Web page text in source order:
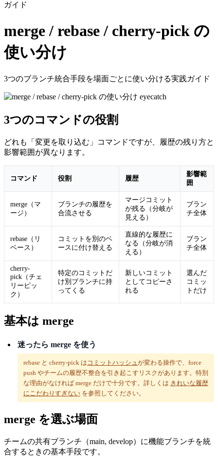
ガイド
merge / rebase / cherry-pick の
使い分け
3つのブランチ統合手段を場面ごとに使い分ける実践ガイド
3つのコマンドの役割
どれも「変更を取り込む」コマンドですが、履歴の残り方と
影響範囲が異なります。
コマンド 役割 履歴
影響範
囲
merge（マ
ージ）
ブランチの履歴を
合流させる
マージコミット
が残る（分岐が
見える）
ブラン
チ全体
rebase（リ
ベース）
コミットを別のベ
ースに付け替える
直線的な履歴に
なる（分岐が消
える）
ブラン
チ全体
cherry-
pick（チェ
リーピッ
ク）
特定のコミットだ
け別ブランチに持
ってくる
新しいコミット
としてコピーさ
れる
選んだ
コミッ
トだけ
基本は merge
迷ったら merge を使う
rebase と cherry-pick は コミットハッシュ が変わる操作で、force
push やチームの履歴不整合を引き起こすリスクがあります。特別
な理由がなければ merge だけで十分です。詳しくは きれいな履歴
にこだわりすぎない を参照してください。
merge を選ぶ場面
チームの共有ブランチ（main, develop）に機能ブランチを統
合するときの基本手段です。